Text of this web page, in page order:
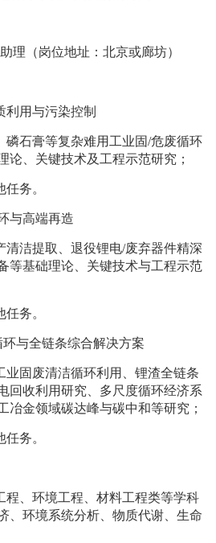
理（岗位地址：北京或廊坊）
利用与污染控制
磷石膏等复杂难用工业固/危废循环
论、关键技术及工程示范研究；
务。
与高端再造
清洁提取、退役锂电/废弃器件精深
等基础理论、关键技术与工程示范
务。
环与全链条综合解决方案
业固废清洁循环利用、锂渣全链条
回收利用研究、多尺度循环经济系
冶金领域碳达峰与碳中和等研究；
务。
程、环境工程、材料工程类等学科
、环境系统分析、物质代谢、生命